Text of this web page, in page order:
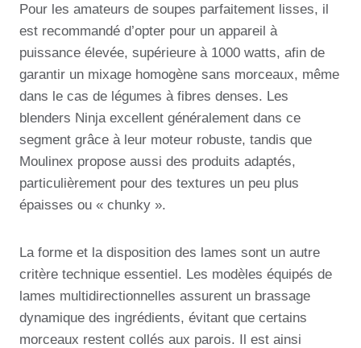
Pour les amateurs de soupes parfaitement lisses, il
est recommandé d’opter pour un appareil à
puissance élevée, supérieure à 1000 watts, afin de
garantir un mixage homogène sans morceaux, même
dans le cas de légumes à fibres denses. Les
blenders Ninja excellent généralement dans ce
segment grâce à leur moteur robuste, tandis que
Moulinex propose aussi des produits adaptés,
particulièrement pour des textures un peu plus
épaisses ou « chunky ».
La forme et la disposition des lames sont un autre
critère technique essentiel. Les modèles équipés de
lames multidirectionnelles assurent un brassage
dynamique des ingrédients, évitant que certains
morceaux restent collés aux parois. Il est ainsi